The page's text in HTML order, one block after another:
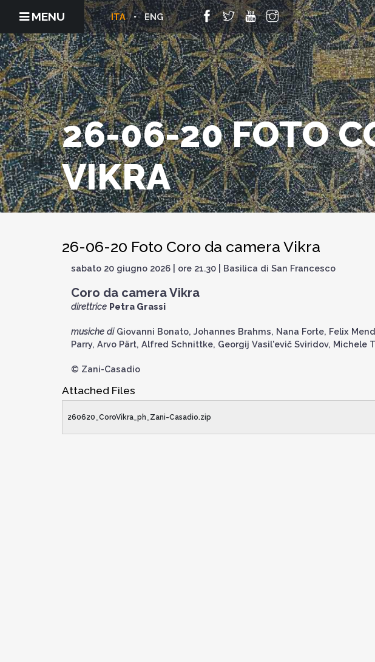
MENU ENG
ITA
26-06-20 FOTO
VIKRA
26-06-20 Foto Coro da camera Vikra
sabato 20 giugno 2026 | ore 21.30 | Basilica di San Francesco
Coro da camera Vikra
direttrice Petra Grassi
musiche diGiovanni Bonato, Johannes Brahms, Nana Forte, Felix
Parry, Arvo Pärt, Alfred Schnittke, Georgij Vasil'evič Sviridov, Michele
© Zani-Casadio
Attached Files
260620_CoroVikra_ph_Zani-Casadio.zip